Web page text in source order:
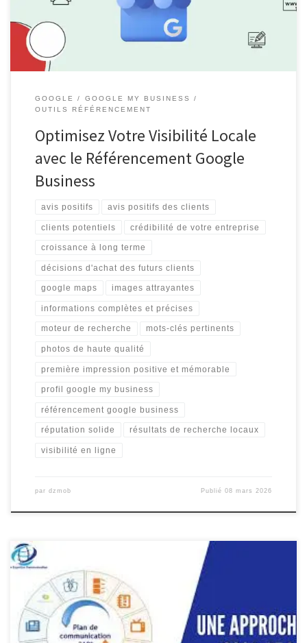
qui permet d’améliorer la visibilité de votre entreprise sur le
GOOGLE
GOOGLE MY BUSINESS
OUTILS RÉFÉRENCEMENT
Optimisez Votre Visibilité Locale
avec le Référencement Google
Business
avis positifs avis positifs des clients
clients potentiels crédibilité de votre entreprise
croissance à long terme
décisions d'achat des futurs clients
google maps images attrayantes
informations complètes et précises
moteur de recherche mots-clés pertinents
photos de haute qualité
première impression positive et mémorable
profil google my business
référencement google business
réputation solide résultats de recherche locaux
visibilité en ligne
par dzmob Publié08 mars 2026
La Stratégie Digitale 360 : Maximiser Votre Présence en Ligne La
stratégie digitale 360 est une approche holistique visant à
maximiser la présence en ligne d’une entreprise sur tous les
canaux numériques disponibles. En intégrant de manière